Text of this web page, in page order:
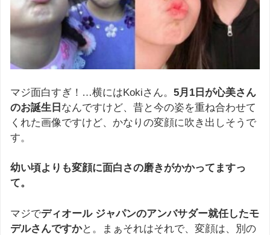
マジ面白すぎ！…横にはKokiさん。 5月1日が心美さん
のお誕生日 なんですけど、昔と今の姿を重ね合わせて
くれた画像ですけど、かなりの変顔に吹き出しそうで
す。
幼い頃よりも変顔に面白さの磨きがかかってますっ
て。
マジでディオール ジャパンのアンバサダー就任したモ
デルさんですかと。まぁそれはそれで、変顔は、別の